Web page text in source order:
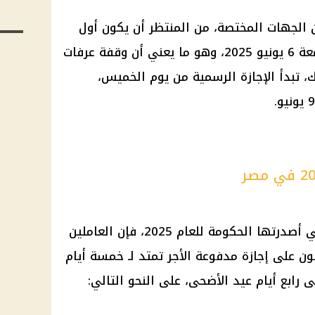
الجهات المختصة، من المنتظر أن يكون أول
أن
وقفة عرفات
الإجازة الرسمية من يوم الخميس،
أصدرتها الحكومة
للعام 2025، فإن العاملين
على إجازة مدفوعة الأجرتمتد لـ خمسة أيام
رابع أيام عيد الأضحى، على النحو التالي: